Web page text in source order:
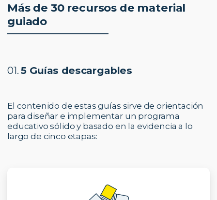
Más de 30 recursos de material
guiado
01.5 Guías descargables
El contenido de estas guías sirve de orientación
para diseñar e implementar un programa
educativo sólido y basado en la evidencia a lo
largo de cinco etapas: